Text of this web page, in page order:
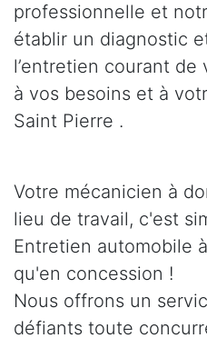
professionnelle et
établir un diagnostic
l’entretien courant
à vos besoins et à
Saint Pierre .
Votre mécanicien à
lieu de travail, c'est
Entretien automobile
qu'en concession !
Nous offrons un
défiants toute